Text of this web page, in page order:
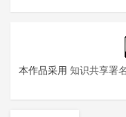
本作品采用 知识共享署